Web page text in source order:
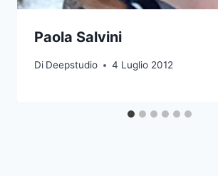
Paola Salvini
Di Deepstudio 4 Luglio 2012